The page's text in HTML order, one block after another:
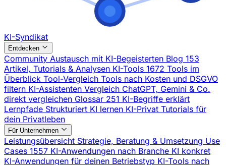
KI-Syndikat
Entdecken
Community Austausch mit KI-Begeisterten Blog 153
Artikel, Tutorials & Analysen KI-Tools 1672 Tools im
Überblick Tool-Vergleich Tools nach Kosten und DSGVO
filtern KI-Assistenten Vergleich ChatGPT, Gemini & Co.
direkt vergleichen Glossar 251 KI-Begriffe erklärt
Lernpfade Strukturiert KI lernen KI-Privat Tutorials für
dein Privatleben
Für Unternehmen
Leistungsübersicht Strategie, Beratung & Umsetzung Use
Cases 1557 KI-Anwendungen nach Branche KI konkret
KI-Anwendungen für deinen Betriebstyp KI-Tools nach